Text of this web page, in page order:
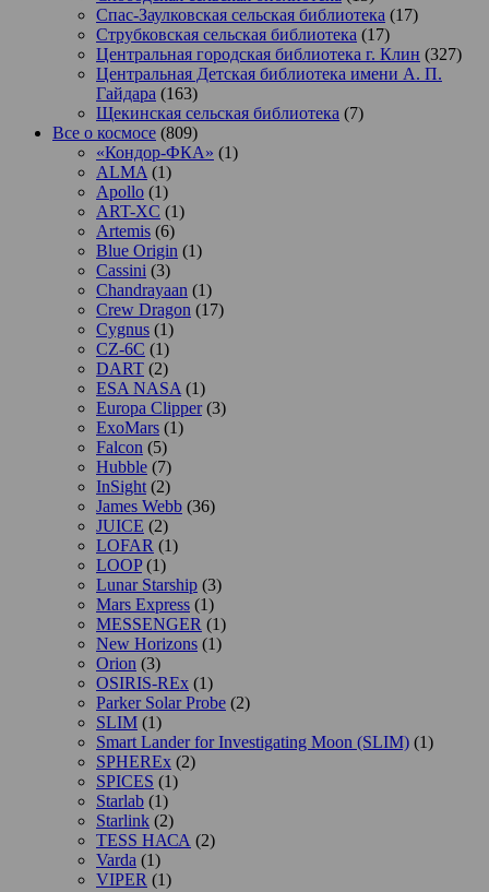
Спас-Заулковская сельская библиотека (17)
Струбковская сельская библиотека (17)
Центральная городская библиотека г. Клин (327)
Центральная Детская библиотека имени А. П.
Гайдара (163)
Щекинская сельская библиотека (7)
Все о космосе (809)
«Кондор-ФКА» (1)
ALMA (1)
Apollo (1)
ART-XC (1)
Artemis (6)
Blue Origin (1)
Cassini (3)
Chandrayaan (1)
Crew Dragon (17)
Cygnus (1)
CZ-6C (1)
DART (2)
ESA NASA (1)
Europa Clipper(3)
ExoMars (1)
Falcon (5)
Hubble (7)
InSight (2)
James Webb (36)
JUICE (2)
LOFAR (1)
LOOP(1)
Lunar Starship (3)
Mars Express (1)
MESSENGER (1)
New Horizons (1)
Orion (3)
OSIRIS-REx (1)
Parker Solar Probe (2)
SLIM (1)
Smart Lander for Investigating Moon (SLIM) (1)
SPHEREx (2)
SPICES (1)
Starlab (1)
Starlink (2)
TESS НАСА (2)
Varda (1)
VIPER (1)